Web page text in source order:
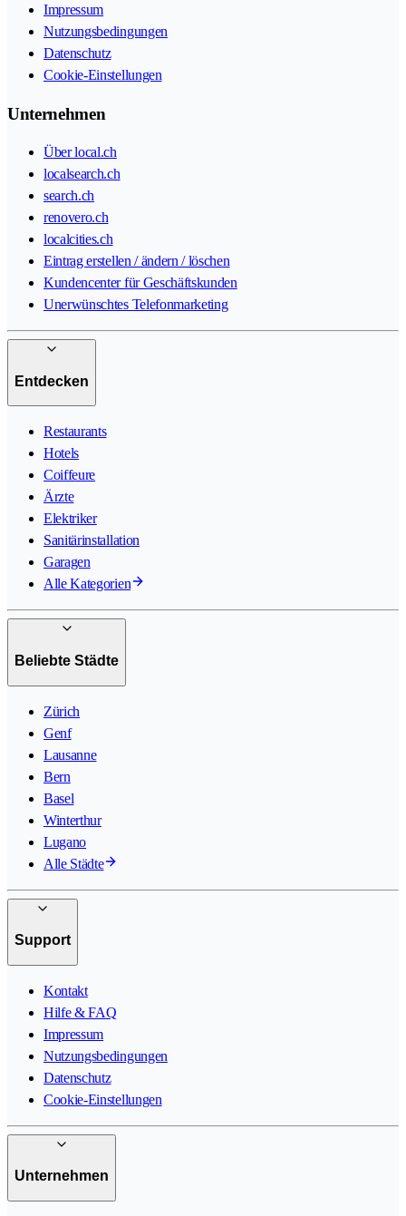
Impressum
Nutzungsbedingungen
Datenschutz
Cookie-Einstellungen
Unternehmen
Über local.ch
localsearch.ch
search.ch
renovero.ch
localcities.ch
Eintrag erstellen / ändern / löschen
Kundencenter für Geschäftskunden
Unerwünschtes Telefonmarketing
Entdecken
Restaurants
Hotels
Coiffeure
Ärzte
Elektriker
Sanitärinstallation
Garagen
Alle Kategorien
Beliebte Städte
Zürich
Genf
Lausanne
Bern
Basel
Winterthur
Lugano
Alle Städte
Support
Kontakt
Hilfe & FAQ
Impressum
Nutzungsbedingungen
Datenschutz
Cookie-Einstellungen
Unternehmen